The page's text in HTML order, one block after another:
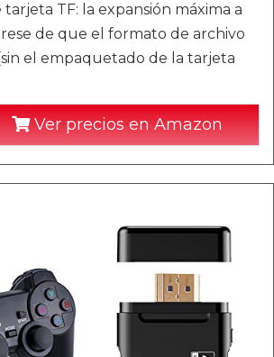
TF: la expansión máxima a
de que el formato de archivo
el empaquetado de la tarjeta
Ver precios en Amazon